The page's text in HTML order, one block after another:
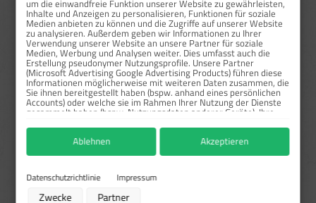
ab50 3,79 €* 82,88 %
Preise exkl. MwSt. zzgl. Versandkosten
Sofort verfügbar, Lieferzeit: 1-3 Tage
Größeauswählen
35x68 mm
50x96 mm 60x116 mm
68x35 mm
88x168 mm
96x50 mm 116x60 mm
168x88 mm
Folie
Produkt Anzahl: Gib den gewünschten Wert ein oder benutze die Schaltflächen um die Anzahl zu
um die einwandfreie Funktion unserer Website zu gewährleisten,
Inhalte und Anzeigen zu personalisieren, Funktionen für soziale
Medien anbieten zu können und die Zugriffe auf unserer Website
zu analysieren. Außerdem geben wir Informationen zu Ihrer
Verwendung unserer Website an unsere Partner für soziale
Medien, Werbung und Analysen weiter. Dies umfasst auch die
Erstellung pseudonymer Nutzungsprofile. Unsere Partner
(Microsoft Advertising Google Advertising Products) führen diese
Informationen möglicherweise mit weiteren Daten zusammen, die
Sie ihnen bereitgestellt haben (bspw. anhand eines persönlichen
Accounts) oder welche sie im Rahmen Ihrer Nutzung der Dienste
gesammelt haben (bspw. Nutzungsdaten anderer Geräte). Ihre
jederzeit widerrufen, indem Sie auf den Datenschutz-Button links
unten klicken und dort die entsprechenden Anpassungen
vornehmen.
Zwecke der Datenverarbeitung durch unsere Partner:
Verwendung reduzierter Daten zur Auswahl von Werbeanzeigen
Datenschutzrichtlinie Impressum
Zwecke Partner
Ablehnen Akzeptieren